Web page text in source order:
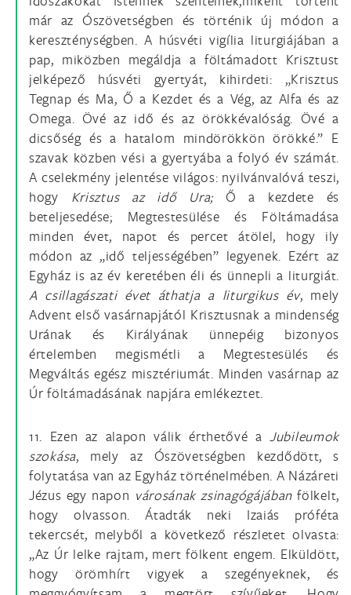
már az Ószövetségben és történik új módon a
kereszténységben. A húsvéti vigília liturgiájában a
pap, miközben megáldja a föltámadott Krisztust
jelképező húsvéti gyertyát, kihirdeti: „Krisztus
Tegnap és Ma, Ő a Kezdet és a Vég, az Alfa és az
Omega. Övé az idő és az örökkévalóság. Övé a
dicsőség és a hatalom mindörökkön örökké.” E
szavak közben vési a gyertyába a folyó év számát.
A cselekmény jelentése világos: nyilvánvalóvá teszi,
hogy Krisztus az idő Ura; Ő a kezdete és
beteljesedése; Megtestesülése és Föltámadása
minden évet, napot és percet átölel, hogy ily
módon az „idő teljességében” legyenek. Ezért az
Egyház is az év keretében éli és ünnepli a liturgiát.
A csillagászati évet áthatja a liturgikus év, mely
Advent első vasárnapjától Krisztusnak a mindenség
Urának és Királyának ünnepéig bizonyos
értelemben megismétli a Megtestesülés és
Megváltás egész misztériumát. Minden vasárnap az
Úr föltámadásának napjára emlékeztet.
11. Ezen az alapon válik érthetővé a Jubileumok
szokása, mely az Ószövetségben kezdődött, s
folytatása van az Egyház történelmében. A Názáreti
Jézus egy napon városának zsinagógájábanfölkelt,
hogy olvasson. Átadták neki Izaiás próféta
tekercsét, melyből a következő részletet olvasta:
„Az Úr lelke rajtam, mert fölkent engem. Elküldött,
hogy örömhírt vigyek a szegényeknek, és